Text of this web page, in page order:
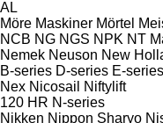
AL
Möre Maskiner Mörtel
NCB NG NGS NPK NT
Nemek Neuson New
B-series D-series E-series
Nex Nicosail
Niftylift
120 HR N-series
Nikken Nippon Sharyo